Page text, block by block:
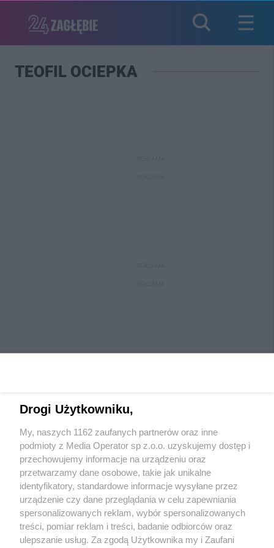
TEOFIL OCIEPKA
Wydawca mediówlokalnych
Nie zapomnij
zapoznać się z:
polityką prywatności
Twojemiasto Skontaktuj się z nami
Drogi Użytkowniku,
My, naszych 1162 zaufanych partnerów oraz inne
podmioty z Media Operator sp z.o.o. uzyskujemy dostęp i
przechowujemy informacje na urządzeniu oraz
przetwarzamy dane osobowe, takie jak unikalne
identyfikatory, standardowe informacje wysyłane przez
urządzenie czy dane przeglądania w celu zapewniania
spersonalizowanych reklam, wybór spersonalizowanych
treści, pomiar reklam i treści, badanie odbiorców oraz
ulepszanie usług. Za zgodą Użytkownika my i Zaufani